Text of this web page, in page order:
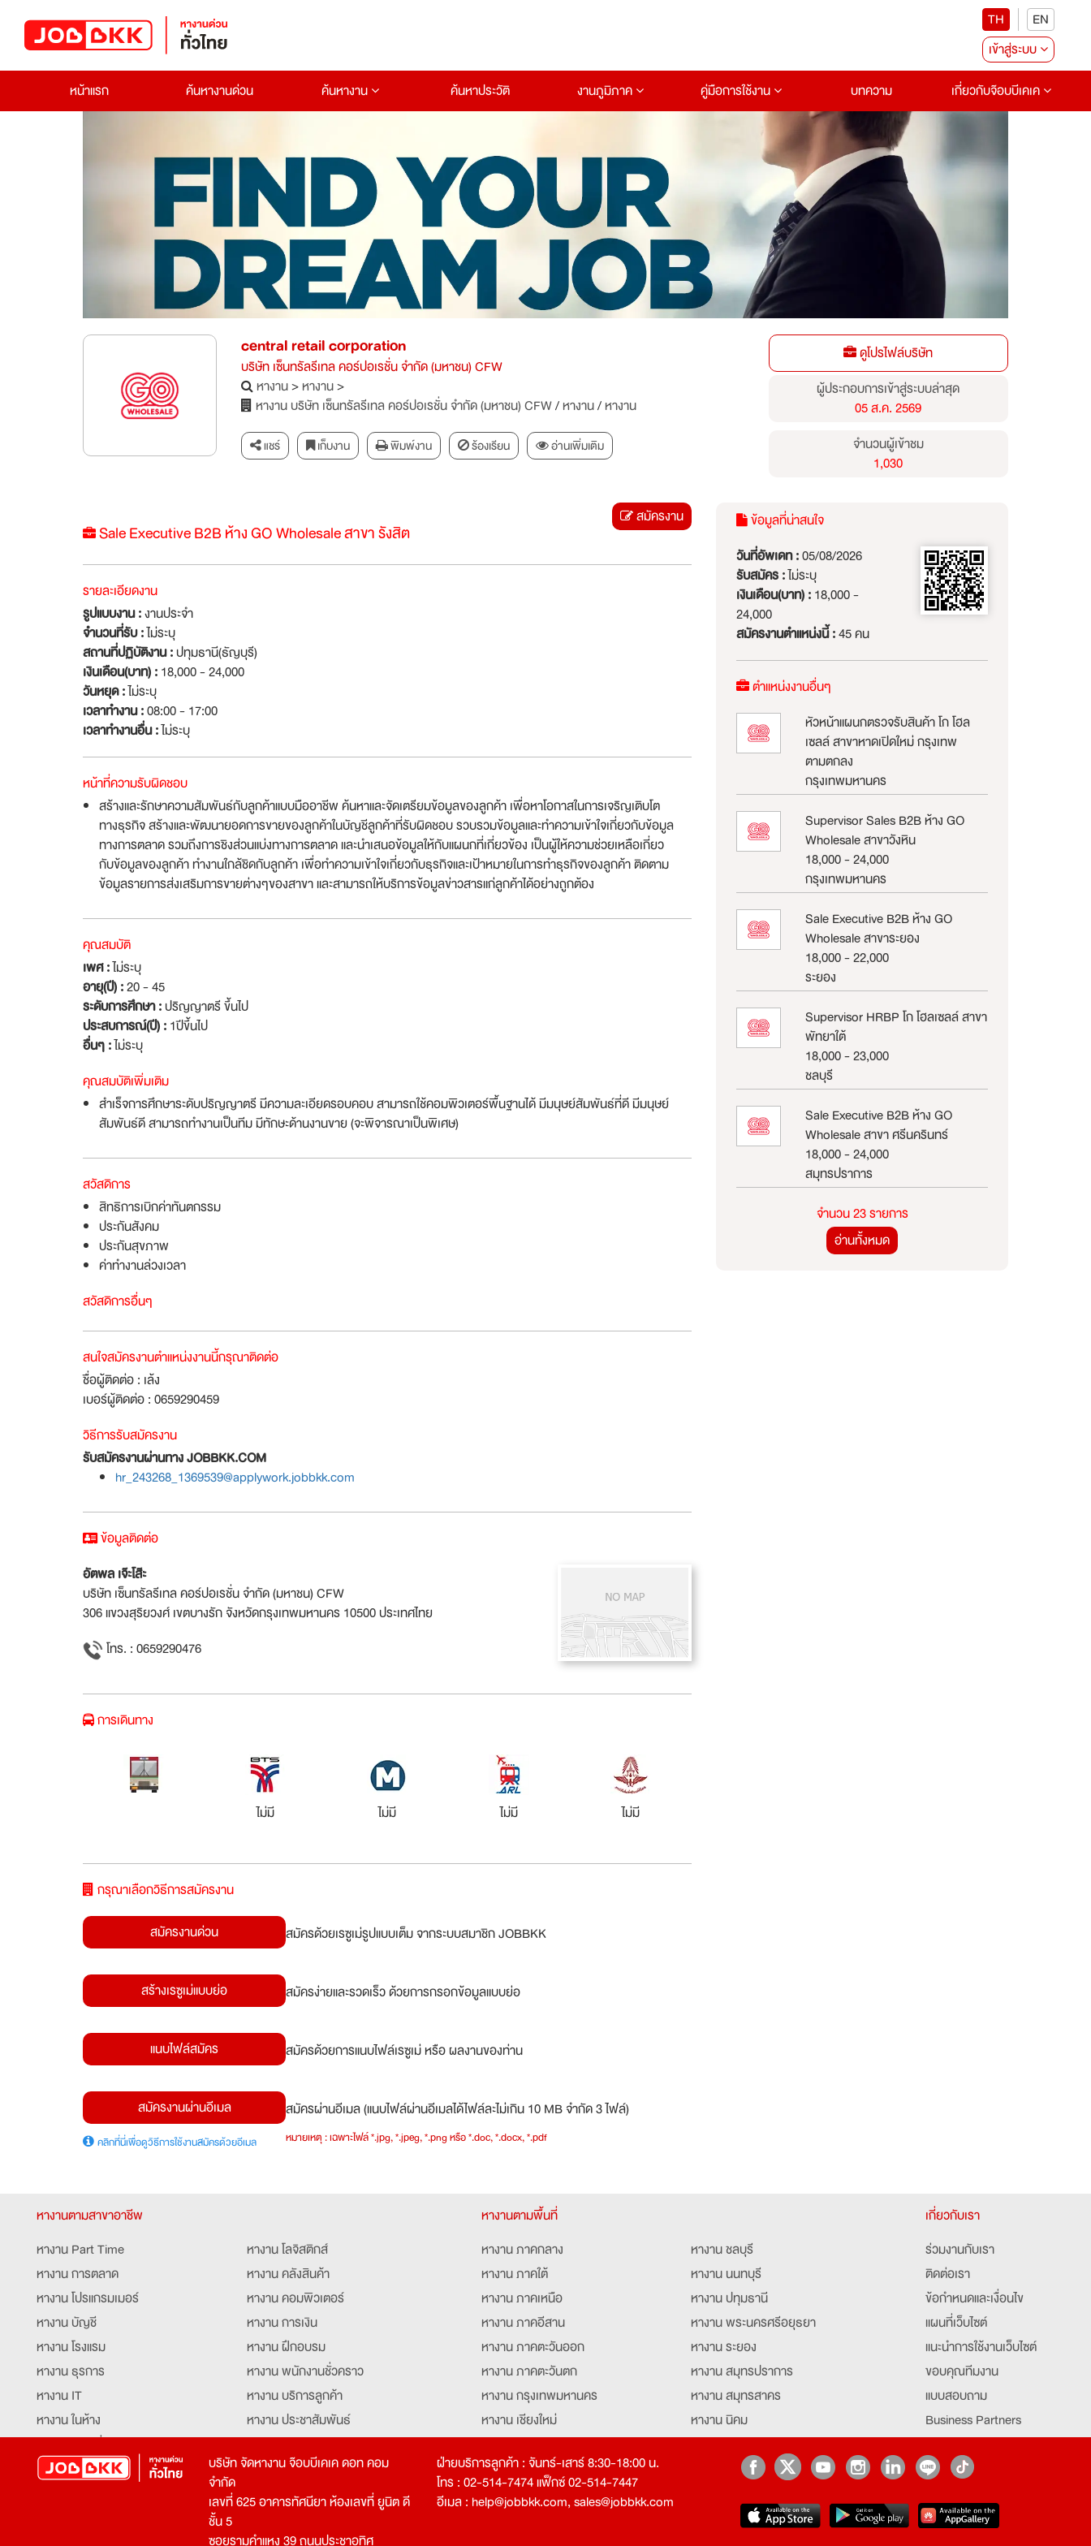
TH
EN
เข้าสู่ระบบ
หน้าแรก
ค้นหางานด่วน ค้นหางาน ค้นหาประวัติ งานภูมิภาค คู่มือการใช้งาน บทความ เกี่ยวกับจ๊อบบีเคเค
central retail corporation
บริษัท เซ็นทรัลรีเทล คอร์ปอเรชั่น จำกัด (มหาชน) CFW
หางาน>หางาน>
หางาน บริษัท เซ็นทรัลรีเทล คอร์ปอเรชั่น จำกัด (มหาชน) CFW/หางาน/หางาน
แชร์ เก็บงาน พิมพ์งาน ร้องเรียน อ่านเพิ่มเติม
ดูโปรไฟล์บริษัท
ผู้ประกอบการเข้าสู่ระบบล่าสุด
05 ส.ค. 2569
จำนวนผู้เข้าชม
1,030
Sale Executive B2B ห้าง GO Wholesale สาขา รังสิต
สมัครงาน
รายละเอียดงาน
รูปแบบงาน :งานประจำ
จำนวนที่รับ :ไม่ระบุ
สถานที่ปฏิบัติงาน :ปทุมธานี(ธัญบุรี)
เงินเดือน(บาท) :18,000 - 24,000
วันหยุด :ไม่ระบุ
เวลาทำงาน :08:00 - 17:00
เวลาทำงานอื่น :ไม่ระบุ
หน้าที่ความรับผิดชอบ
สร้างและรักษาความสัมพันธ์กับลูกค้าแบบมืออาชีพ ค้นหาและจัดเตรียมข้อมูลของลูกค้า เพื่อหาโอกาสในการเจริญเติบโต
ทางธุรกิจ สร้างและพัฒนายอดการขายของลูกค้าในบัญชีลูกค้าที่รับผิดชอบ รวบรวมข้อมูลและทำความเข้าใจเกี่ยวกับข้อมูล
ทางการตลาด รวมถึงการชิงส่วนแบ่งทางการตลาด และนำเสนอข้อมูลให้กับแผนกที่เกี่ยวข้อง เป็นผู้ให้ความช่วยเหลือเกี่ยว
กับข้อมูลของลูกค้า ทำงานใกล้ชิดกับลูกค้า เพื่อทำความเข้าใจเกี่ยวกับธุรกิจและเป้าหมายในการทำธุรกิจของลูกค้า ติดตาม
ข้อมูลรายการส่งเสริมการขายต่างๆของสาขา และสามารถให้บริการข้อมูลข่าวสารแก่ลูกค้าได้อย่างถูกต้อง
คุณสมบัติ
เพศ :ไม่ระบุ
อายุ(ปี) :20 - 45
ระดับการศึกษา :ปริญญาตรี ขึ้นไป
ประสบการณ์(ปี) :1ปีขึ้นไป
อื่นๆ :ไม่ระบุ
คุณสมบัติเพิ่มเติม
สำเร็จการศึกษาระดับปริญญาตรี มีความละเอียดรอบคอบ สามารถใช้คอมพิวเตอร์พื้นฐานได้ มีมนุษย์สัมพันธ์ที่ดี มีมนุษย์
สัมพันธ์ดี สามารถทำงานเป็นทีม มีทักษะด้านงานขาย (จะพิจารณาเป็นพิเศษ)
สวัสดิการ
สิทธิการเบิกค่าทันตกรรม
ประกันสังคม
ประกันสุขภาพ
ค่าทำงานล่วงเวลา
สวัสดิการอื่นๆ
สนใจสมัครงานตำแหน่งงานนี้กรุณาติดต่อ
ชื่อผู้ติดต่อ : เล้ง
เบอร์ผู้ติดต่อ : 0659290459
วิธีการรับสมัครงาน
รับสมัครงานผ่านทาง JOBBKK.COM
hr_243268_1369539@applywork.jobbkk.com
ข้อมูลที่น่าสนใจ
วันที่อัพเดท :05/08/2026
รับสมัคร :ไม่ระบุ
เงินเดือน(บาท) :18,000 -
24,000
สมัครงานตำแหน่งนี้ :45 คน
ตำแหน่งงานอื่นๆ
หัวหน้าแผนกตรวจรับสินค้า โก โฮล
เซลล์ สาขาหาดเปิดใหม่ กรุงเทพ
ตามตกลง
กรุงเทพมหานคร
Supervisor Sales B2B ห้าง GO
Wholesale สาขาวังหิน
18,000 - 24,000
กรุงเทพมหานคร
Sale Executive B2B ห้าง GO
Wholesale สาขาระยอง
18,000 - 22,000
ระยอง
Supervisor HRBP โก โฮลเซลล์ สาขา
พัทยาใต้
18,000 - 23,000
ชลบุรี
Sale Executive B2B ห้าง GO
Wholesale สาขา ศรีนครินทร์
18,000 - 24,000
สมุทรปราการ
จำนวน 23 รายการ
อ่านทั้งหมด
ข้อมูลติดต่อ
อัตพล เจ๊ะโส๊ะ
บริษัท เซ็นทรัลรีเทล คอร์ปอเรชั่น จำกัด (มหาชน) CFW
306 แขวงสุริยวงศ์ เขตบางรัก จังหวัดกรุงเทพมหานคร 10500 ประเทศไทย
โทร. : 0659290476
การเดินทาง
ไม่มี ไม่มี ไม่มี ไม่มี
กรุณาเลือกวิธีการสมัครงาน
สมัครงานด่วน
สมัครด้วยเรซูเม่รูปแบบเต็ม จากระบบสมาชิก JOBBKK
สร้างเรซูเม่แบบย่อ สมัครง่ายและรวดเร็ว ด้วยการกรอกข้อมูลแบบย่อ
แนบไฟล์สมัคร สมัครด้วยการแนบไฟล์เรซูเม่ หรือ ผลงานของท่าน
สมัครงานผ่านอีเมล
คลิกที่นี่เพื่อดูวิธีการใช้งานสมัครด้วยอีเมล
สมัครผ่านอีเมล (แนบไฟล์ผ่านอีเมลได้ไฟล์ละไม่เกิน 10 MB จำกัด 3 ไฟล์)
หมายเหตุ : เฉพาะไฟล์ *.jpg, *.jpeg, *.png หรือ *.doc, *.docx, *.pdf
หางานตามสาขาอาชีพ
หางาน Part Time
หางาน การตลาด
หางาน โปรแกรมเมอร์
หางาน บัญชี
หางาน โรงแรม
หางาน ธุรการ
หางาน IT
หางาน ในห้าง
หางาน จัดซื้อ
หางาน โลจิสติกส์
หางาน คลังสินค้า
หางาน คอมพิวเตอร์
หางาน การเงิน
หางาน ฝึกอบรม
หางาน พนักงานชั่วคราว
หางาน บริการลูกค้า
หางาน ประชาสัมพันธ์
หางาน ประสานงาน
หางาน จองตั๋ว
หางานตามพื้นที่
หางาน ภาคกลาง
หางาน ภาคใต้
หางาน ภาคเหนือ
หางาน ภาคอีสาน
หางาน ภาคตะวันออก
หางาน ภาคตะวันตก
หางาน กรุงเทพมหานคร
หางาน เชียงใหม่
หางาน ชลบุรี
หางาน นนทบุรี
หางาน ปทุมธานี
หางาน พระนครศรีอยุธยา
หางาน ระยอง
หางาน สมุทรปราการ
หางาน สมุทรสาคร
หางาน นิคม
เกี่ยวกับเรา
ร่วมงานกับเรา
ติดต่อเรา
ข้อกำหนดและเงื่อนไข
แผนที่เว็บไซต์
แนะนำการใช้งานเว็บไซต์
ขอบคุณทีมงาน
แบบสอบถาม
Business Partners
Job Index
job
บริษัท จัดหางาน จ๊อบบีเคเค ดอท คอม
จำกัด
เลขที่ 625 อาคารทัศนียา ห้องเลขที่ ยูนิต ดี
ชั้น 5
ซอยรามคำแหง 39 ถนนประชาอุทิศ
ฝ่ายบริการลูกค้า : จันทร์-เสาร์ 8:30-18:00 น.
โทร : 02-514-7474 แฟ็กซ์ 02-514-7447
อีเมล : help@jobbkk.com,sales@jobbkk.com